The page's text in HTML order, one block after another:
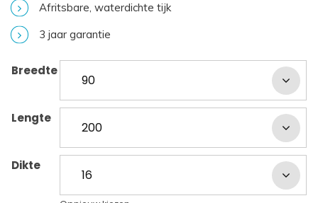
Afritsbare, waterdichte tijk
3 jaar garantie
Breedte
Lengte
Dikte